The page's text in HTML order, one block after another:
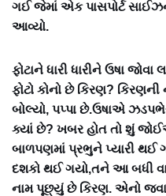
ગઈ જેમાં એક પાસપોર્ટ
આવ્યો.
ફોટાને ધારી ધારીને ઉષા
ફોટો કોનો છે કિરણ?
બોલ્યો, પપ્પા છે.ઉષાએ
ક્યાં છે? ખબર હોત તો શું
બાળપણમાં પ્રભુને પ્યારી થઈ
દશકો થઈ ગયો,તને આ બધી
નામ પૂછ્યું છે કિરણ. એનો